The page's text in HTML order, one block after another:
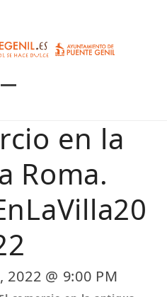
mobile
menu
mobile
menu
en la
Roma.
@ 9:00 PM